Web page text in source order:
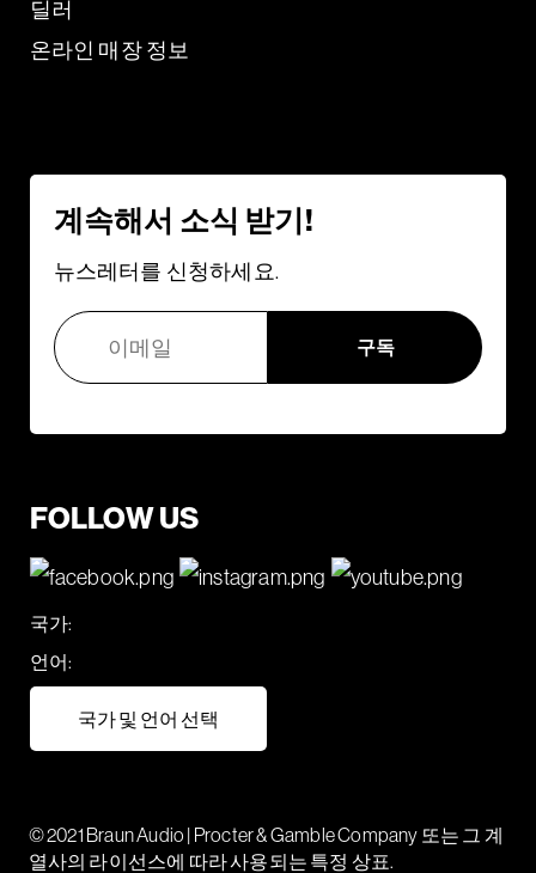
딜러
온라인 매장 정보
계속해서 소식 받기!
뉴스레터를 신청하세요.
FOLLOW US
국가:
언어:
국가 및 언어 선택
© 2021 Braun Audio | Procter & Gamble Company 또는 그 계
열사의 라이선스에 따라 사용되는 특정 상표.